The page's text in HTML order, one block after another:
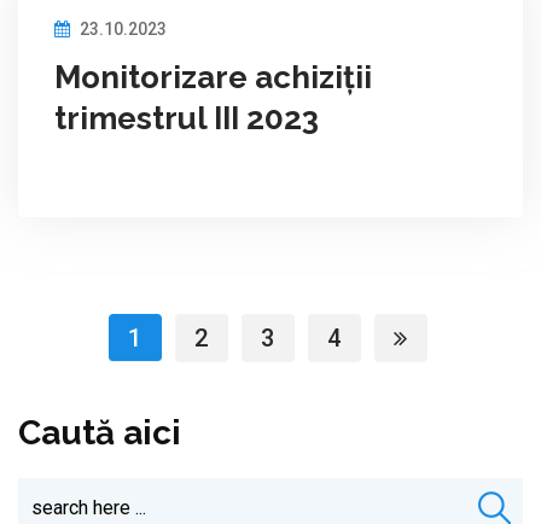
23.10.2023
Monitorizare achiziții
trimestrul III 2023
1 2 3 4
Caută aici